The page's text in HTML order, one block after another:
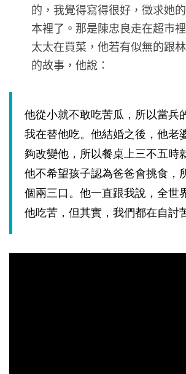
的，我覺得寫得很好，徵求她
本裡了。那是陳忠良走在超市
太太在買菜，他若有似無的跟
的故事，他說：
他從小就不敢吃苦瓜，所以當兵
我在替他吃。他結婚之後，他老
夠改變他，所以餐桌上三不五時
他不希望孩子認為爸爸會挑食，
個兩三口。他一直跟我說，全世
他吃苦，但其實，我們都在自討